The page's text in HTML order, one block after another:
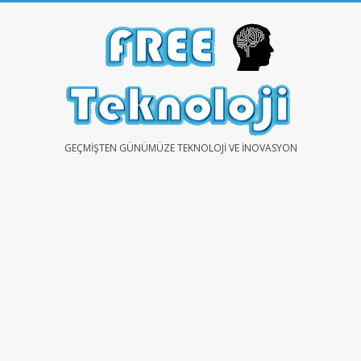
FREEGEÇMIŞTEN GÜNÜMÜZE TEKNOLOJI VE İNOVASYON